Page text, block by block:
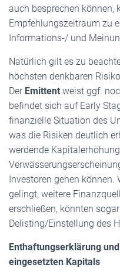
auch besprechen können,
Empfehlungszeitraum zu
Informations-/ und
Natürlich gilt es zu
höchsten denkbaren
Der Emittent weist ggf.
befindet sich auf Early
finanzielle Situation des
was die Risiken deutlich
werdende
Investoren gehen können.
gelingt, weitere
erschließen, könnten
Delisting/Einstellung des
Enthaftungserklärung
eingesetzten Kapitals